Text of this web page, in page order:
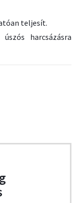
teljesít.
harcsázásra